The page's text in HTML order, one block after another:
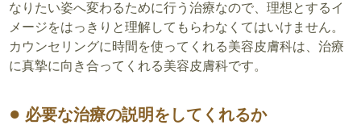
なりたい姿へ変わるために行う治療なので、理想とするイ
メージをはっきりと理解してもらわなくてはいけません。
カウンセリングに時間を使ってくれる美容皮膚科は、治療
に真摯に向き合ってくれる美容皮膚科です。
必要な治療の説明をしてくれるか